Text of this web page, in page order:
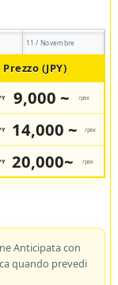
11 / Novembre
Prezzo (JPY)
9,000 ~ /pax
14,000 ~ /pax
20,000~ /pax
Anticipata con
quando prevedi